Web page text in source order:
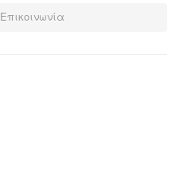
Επικοινωνία